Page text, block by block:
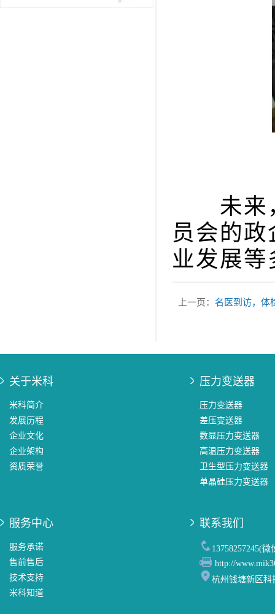
未来，
员会的
业发展
上一页： 名医到访，体
关于米科
米科简介
发展历程
企业文化
企业架构
资质荣誉
压力变送器
压力变送器
差压变送器
数显压力变送器
高温压力变送器
卫生型压力变送器
单晶硅压力变送器
服务中心
服务承诺
售前售后
技术支持
米科知道
联系我们
13758257245(微
http://
杭州钱塘新区科